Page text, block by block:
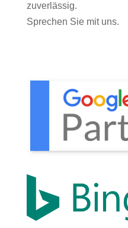
zuverlässig.
Sprechen Sie mit uns.